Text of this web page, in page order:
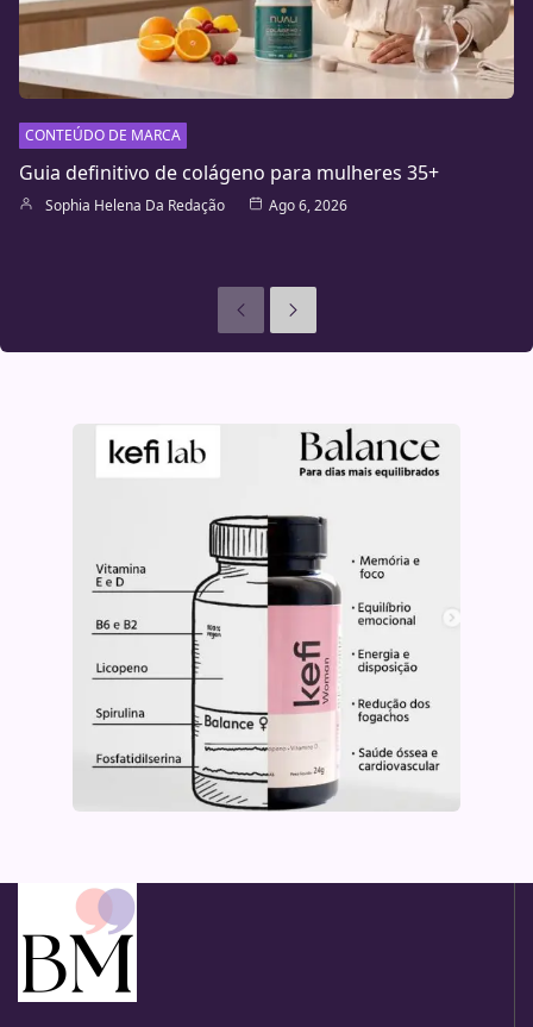
CONTEÚDO DE MARCA
Guia definitivo de colágeno para mulheres 35+
Sophia Helena Da Redação Ago 6, 2026
AnterioresSeguinte